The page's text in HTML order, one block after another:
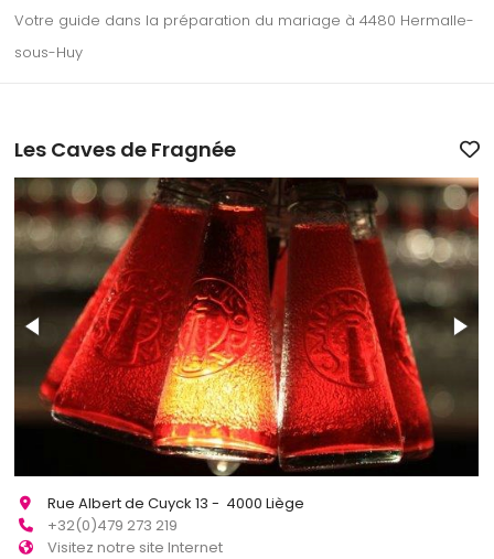
Votre guide dans la préparation du mariage à 4480 Hermalle-
sous-Huy
Les Caves de Fragnée
Rue Albert de Cuyck 13 - 4000 Liège
+32(0)479 273 219
Visitez notre site Internet